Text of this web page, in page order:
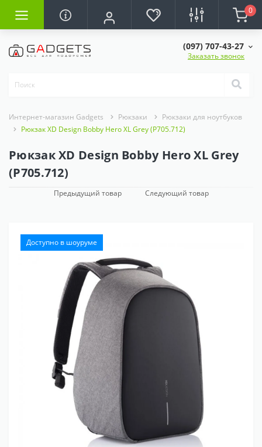
0
(097) 707-43-27
Заказать звонок
Интернет-магазин Gadgets Рюкзаки
Рюкзаки для ноутбуков
Рюкзак XD Design Bobby Hero XL Grey (P705.712)
Рюкзак XD Design Bobby Hero XL Grey
(P705.712)
Предыдущий товар Следующий товар
Доступно в шоуруме